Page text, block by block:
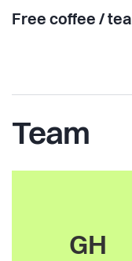
Free coffee / tea
Team
GH